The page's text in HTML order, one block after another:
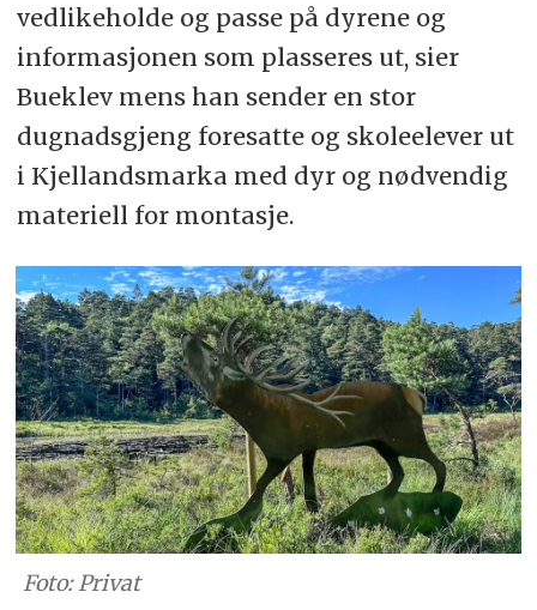
vedlikeholde og passe på dyrene og
informasjonen som plasseres ut, sier
Bueklev mens han sender en stor
dugnadsgjeng foresatte og skoleelever ut
i Kjellandsmarka med dyr og nødvendig
materiell for montasje.
Foto: Privat